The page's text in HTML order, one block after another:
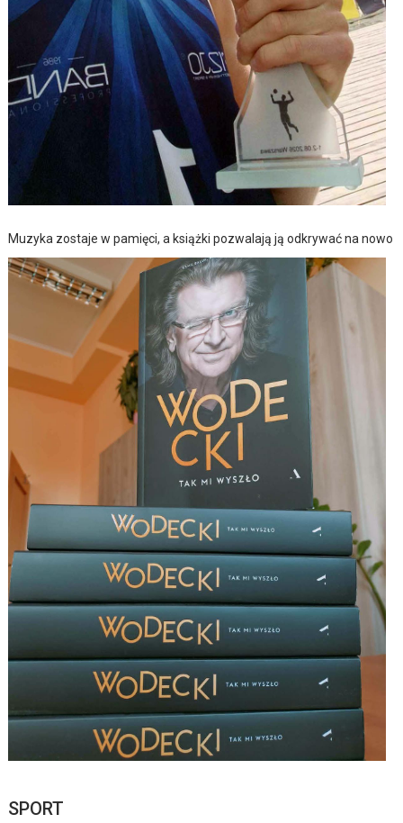
Muzyka zostaje w pamięci, a książki pozwalają ją odkrywać na nowo
SPORT